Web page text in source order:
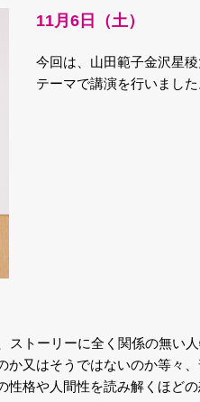
11月6日（土）
今回は、山田範子金沢星
テーマで講演を行いました
トーリーに全く関係の無い
又はそうではないのか等々
格や人間性を読み解くほど